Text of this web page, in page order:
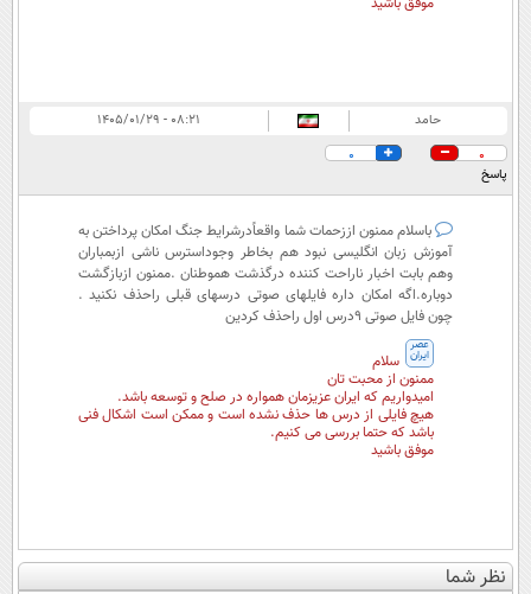
حامد
۰۸:۲۱ - ۱۴۰۵/۰۱/۲۹
0
0
پاسخ
باسلام ممنون اززحمات شما واقعاًدرشرایط جنگ امکان پرداختن به
آموزش زبان انگلیسی نبود هم بخاطر وجوداسترس ناشی ازبمباران
وهم بابت اخبار ناراحت کننده درگذشت هموطنان .ممنون ازبازگشت
دوباره.اگه امکان داره فایلهای صوتی درسهای قبلی راحذف نکنید .
چون فایل صوتی ۹درس اول راحذف کردین
عصر
ایران
سلام
ممنون از محبت تان
امیدواریم که ایران عزیزمان همواره در صلح و توسعه باشد.
هیچ فایلی از درس ها حذف نشده است و ممکن است اشکال فنی
باشد که حتما بررسی می کنیم.
موفق باشید
نظر شما